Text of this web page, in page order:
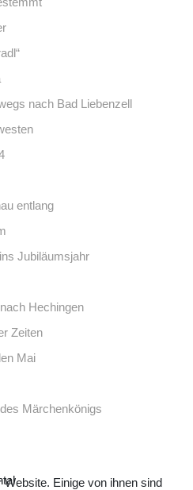
nach Bad Liebenzell
entlang
Jubiläumsjahr
Hechingen
Zeiten
Mai
Märchenkönigs
Einige von ihnen sind